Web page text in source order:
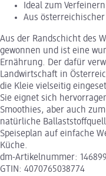
Ideal zum
Aus
Aus der Randschicht des
gewonnen und ist eine
Ernährung. Der dafür
Landwirtschaft in
die Kleie vielseitig
Sie eignet sich
Smoothies, aber auch
natürliche
Speiseplan auf einfache
Küche.
dm-Artikelnummer:
GTIN: 4070765038774